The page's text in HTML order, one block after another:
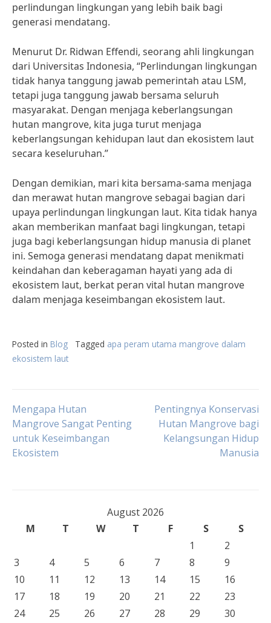
perlindungan lingkungan yang lebih baik bagi
generasi mendatang.
Menurut Dr. Ridwan Effendi, seorang ahli lingkungan
dari Universitas Indonesia, “Perlindungan lingkungan
tidak hanya tanggung jawab pemerintah atau LSM,
tetapi juga tanggung jawab bersama seluruh
masyarakat. Dengan menjaga keberlangsungan
hutan mangrove, kita juga turut menjaga
keberlangsungan kehidupan laut dan ekosistem laut
secara keseluruhan.”
Dengan demikian, mari kita bersama-sama menjaga
dan merawat hutan mangrove sebagai bagian dari
upaya perlindungan lingkungan laut. Kita tidak hanya
akan memberikan manfaat bagi lingkungan, tetapi
juga bagi keberlangsungan hidup manusia di planet
ini. Semoga generasi mendatang dapat menikmati
keindahan dan keberagaman hayati yang ada di
ekosistem laut, berkat peran vital hutan mangrove
dalam menjaga keseimbangan ekosistem laut.
Posted in Blog Tagged apa peram utama mangrove dalam
ekosistem laut
Post
navigation
Mengapa Hutan
Mangrove Sangat Penting
untuk Keseimbangan
Ekosistem
Pentingnya Konservasi
Hutan Mangrove bagi
Kelangsungan Hidup
Manusia
August 2026
M
T W T F S
S
1
2
3
4 5 6 7 8
9
10
11 12 13 14 15
16
17
18 19 20 21 22
23
24
25 26 27 28 29 30